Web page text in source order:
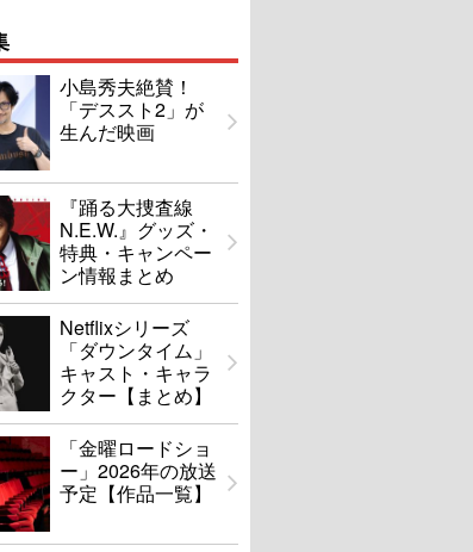
小島秀夫絶賛！
「デススト2」が
生んだ映画
『踊る大捜査線
N.E.W.』グッズ・
特典・キャンペー
ン情報まとめ
Netflixシリーズ
「ダウンタイム」
キャスト・キャラ
クター【まとめ】
「金曜ロードショ
ー」2026年の放送
予定【作品一覧】